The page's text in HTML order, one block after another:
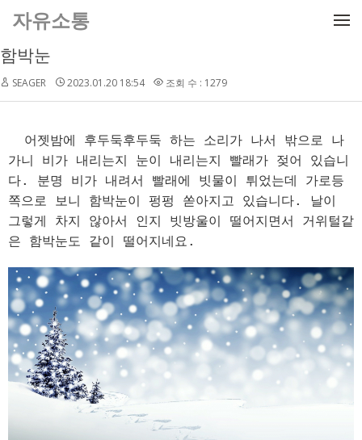
자유소통
함박눈
SEAGER 2023.01.20 18:54 조회 수 : 1279
어젯밤에 후두둑후두둑 하는 소리가 나서 밖으로 나
가니 비가 내리는지 눈이 내리는지 빨래가 젖어 있습니
다. 분명 비가 내려서 빨래에 빗물이 튀었는데 가로등
쪽으로 보니 함박눈이 펑펑 쏟아지고 있습니다. 날이
그렇게 차지 않아서 인지 빗방울이 떨어지면서 거위털같
은 함박눈도 같이 떨어지네요.